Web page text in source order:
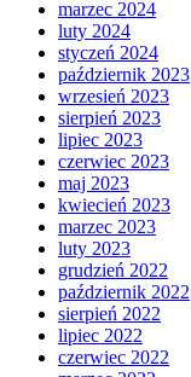
marzec 2024
luty 2024
styczeń 2024
październik 2023
wrzesień 2023
sierpień 2023
lipiec 2023
czerwiec 2023
maj 2023
kwiecień 2023
marzec 2023
luty 2023
grudzień 2022
październik 2022
sierpień 2022
lipiec 2022
czerwiec 2022